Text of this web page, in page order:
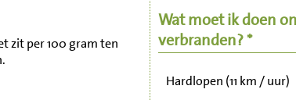
zit per 100 gram ten
Wat moet ik doen
verbranden? *
Wandelen (5 km/uur)
Hardlopen (11 km / uur)